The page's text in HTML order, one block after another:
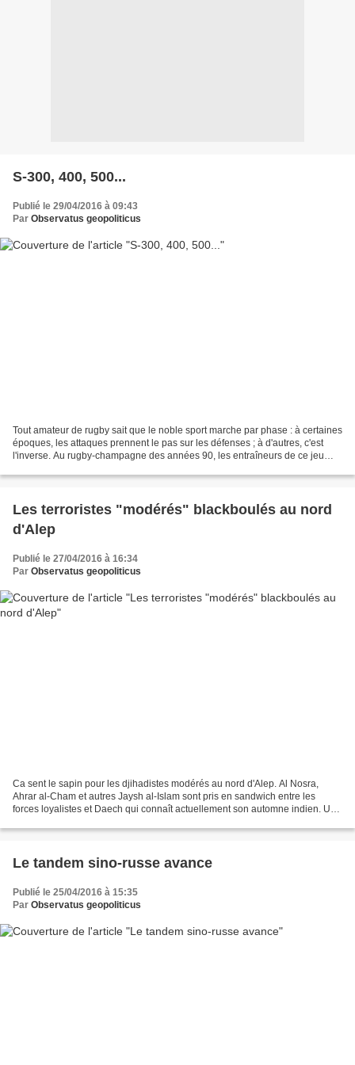
S-300, 400, 500...
Publié le 29/04/2016 à 09:43
Par Observatus geopoliticus
Tout amateur de rugby sait que le noble sport marche par phase : à certaines
époques, les attaques prennent le pas sur les défenses ; à d'autres, c'est
l'inverse. Au rugby-champagne des années 90, les entraîneurs de ce jeu
Les terroristes "modérés" blackboulés au nord
d'Alep
Publié le 27/04/2016 à 16:34
Par Observatus geopoliticus
Ca sent le sapin pour les djihadistes modérés au nord d'Alep. Al Nosra,
Ahrar al-Cham et autres Jaysh al-Islam sont pris en sandwich entre les
forces loyalistes et Daech qui connaît actuellement son automne indien. Une
Le tandem sino-russe avance
Publié le 25/04/2016 à 15:35
Par Observatus geopoliticus